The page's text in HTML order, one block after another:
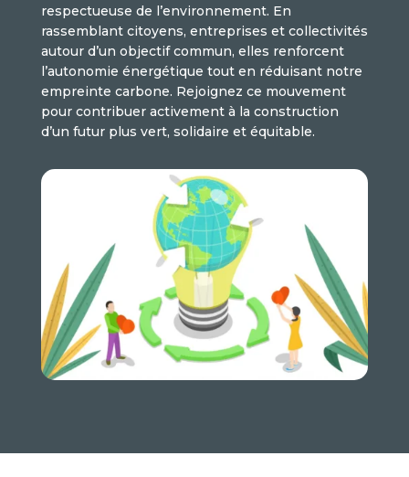
respectueuse de l’environnement. En
rassemblant citoyens, entreprises et collectivités
autour d’un objectif commun, elles renforcent
l’autonomie énergétique tout en réduisant notre
empreinte carbone. Rejoignez ce mouvement
pour contribuer activement à la construction
d’un futur plus vert, solidaire et équitable.